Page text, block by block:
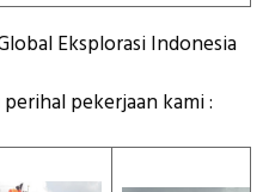
Eksplorasi Indonesia
pekerjaan kami :